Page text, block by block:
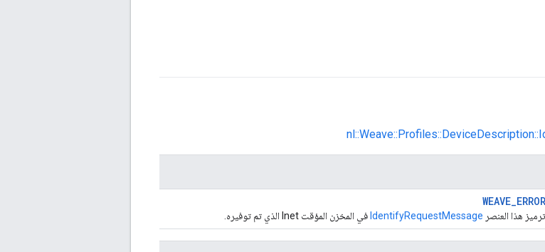
WEAVE_ERROR
ترميز هذا العنصر IdentifyRequestMessage في المخزن المؤقت Inet الذي تم توفيره.